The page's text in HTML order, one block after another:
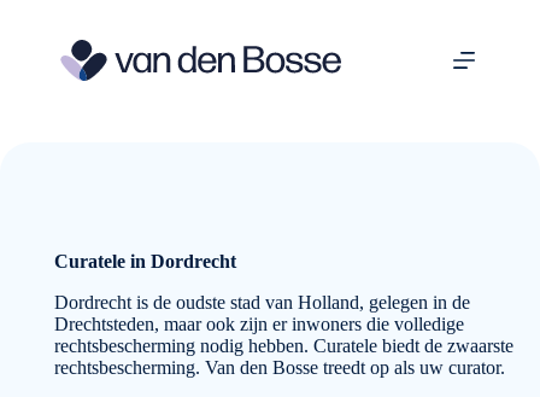
Curatele in Dordrecht
Dordrecht is de oudste stad van Holland, gelegen in de
Drechtsteden, maar ook zijn er inwoners die volledige
rechtsbescherming nodig hebben. Curatele biedt de zwaarste
rechtsbescherming. Van den Bosse treedt op als uw curator.